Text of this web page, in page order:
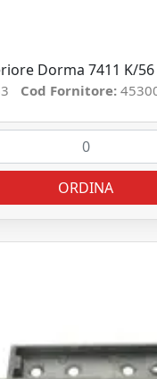
Dorma 7411 K/56
Cod Fornitore:
ORDINA